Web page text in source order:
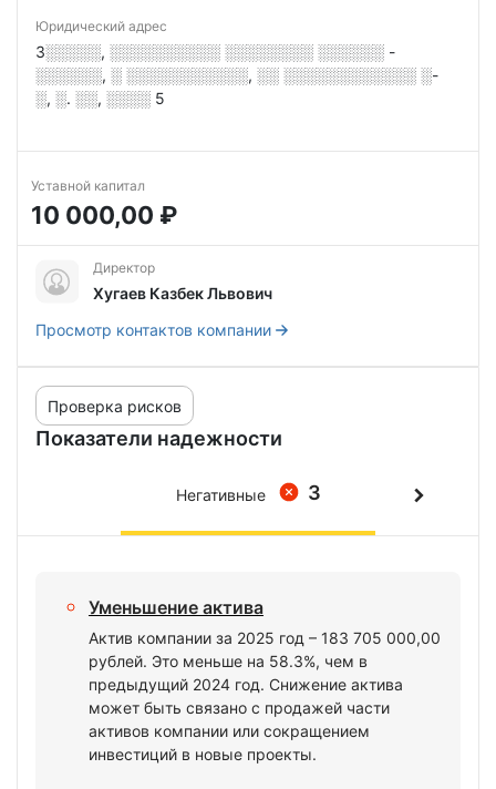
Юридический адрес
3░░░░░, ░░░░░░░░░░ ░░░░░░░░ ░░░░░░ -
░░░░░░, ░ ░░░░░░░░░░░, ░░ ░░░░░░░░░░░░ ░-
░, ░. ░░, ░░░░ 5
Уставной капитал
10 000,00 ₽
Директор
Хугаев Казбек Львович
Просмотр контактов компании
Показатели надежности
Проверка рисков
3
Негативные
Уменьшение актива
Актив компании за 2025 год – 183 705 000,00
рублей. Это меньше на 58.3%, чем в
предыдущий 2024 год. Снижение актива
может быть связано с продажей части
активов компании или сокращением
инвестиций в новые проекты.